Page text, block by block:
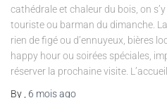
cathédrale et chaleur du bois, on
touriste ou barman du dimanche.
rien de figé ou d’ennuyeux, bières
happy hour ou soirées spéciales,
réserver la prochaine visite. L’accueil,
By
6 moisago